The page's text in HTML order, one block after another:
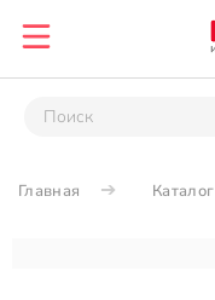
Главная Каталог